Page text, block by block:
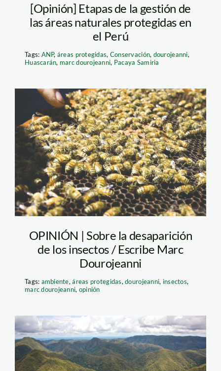
[Opinión] Etapas de la gestión de
las áreas naturales protegidas en
el Perú
Tags: ANP, áreas protegidas, Conservación, dourojeanni,
Huascarán, marc dourojeanni, Pacaya Samiria
abejas—andina
OPINIÓN | Sobre la desaparición
de los insectos / Escribe Marc
Dourojeanni
Tags: ambiente,áreas protegidas,dourojeanni, insectos,
marc dourojeanni, opinión
sierra-del-divisor—